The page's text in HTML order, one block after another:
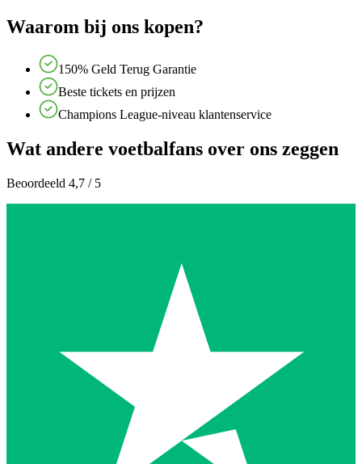
Waarom bij ons kopen?
150% Geld Terug Garantie
Beste tickets en prijzen
Champions League-niveau klantenservice
Wat andere voetbalfans over ons zeggen
Beoordeeld 4,7 / 5